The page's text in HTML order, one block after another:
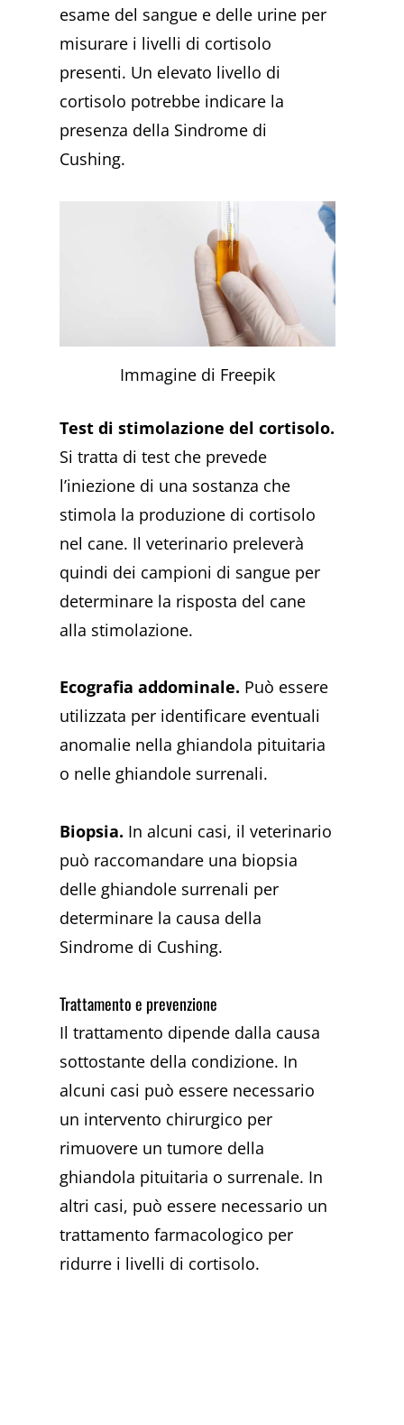
esame del sangue e delle urine per
misurare i livelli di cortisolo
presenti. Un elevato livello di
cortisolo potrebbe indicare la
presenza della Sindrome di
Cushing.
Immagine di Freepik
Test di stimolazione del cortisolo.
Si tratta di test che prevede
l’iniezione di una sostanza che
stimola la produzione di cortisolo
nel cane. Il veterinario preleverà
quindi dei campioni di sangue per
determinare la risposta del cane
alla stimolazione.
Ecografia addominale. Può essere
utilizzata per identificare eventuali
anomalie nella ghiandola pituitaria
o nelle ghiandole surrenali.
Biopsia. In alcuni casi, il veterinario
può raccomandare una biopsia
delle ghiandole surrenali per
determinare la causa della
Sindrome di Cushing.
Trattamento e prevenzione
Il trattamento dipende dalla causa
sottostante della condizione. In
alcuni casi può essere necessario
un intervento chirurgico per
rimuovere un tumore della
ghiandola pituitaria o surrenale. In
altri casi, può essere necessario un
trattamento farmacologico per
ridurre i livelli di cortisolo.